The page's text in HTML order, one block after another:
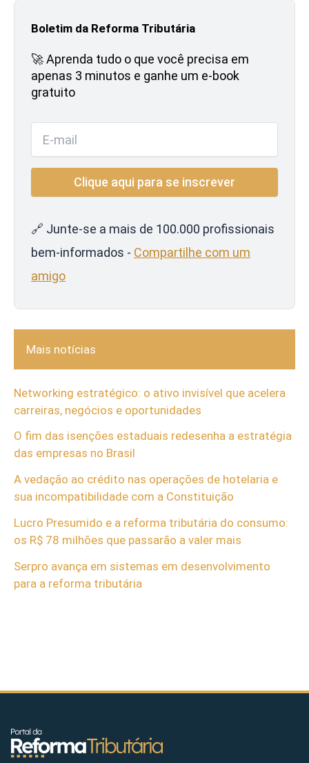
Boletim da Reforma Tributária
🚀 Aprenda tudo o que você precisa em
apenas 3 minutos e ganhe um e-book
gratuito
🔗 Junte-se a mais de 100.000 profissionais
bem-informados - Compartilhe com um
amigo
Mais notícias
Networking estratégico: o ativo invisível que acelera
carreiras, negócios e oportunidades
O fim das isenções estaduais redesenha a estratégia
das empresas no Brasil
A vedação ao crédito nas operações de hotelaria e
sua incompatibilidade com a Constituição
Lucro Presumido e a reforma tributária do consumo:
os R$ 78 milhões que passarão a valer mais
Serpro avança em sistemas em desenvolvimento
para a reforma tributária